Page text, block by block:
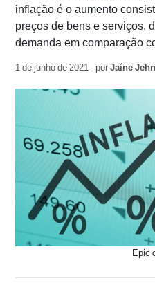
inflação é o aumento
preços de bens e serviços,
demanda em comparação
1 de junho de 2021 - porJaíne
Epic